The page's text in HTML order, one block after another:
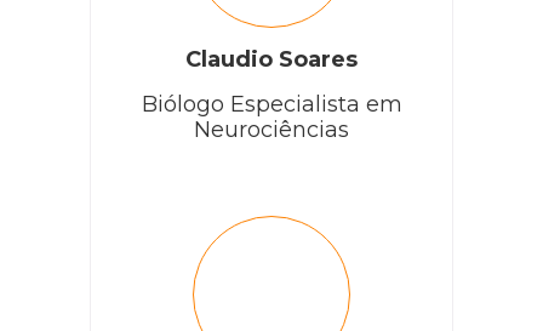
Claudio Soares
Biólogo Especialista em
Neurociências